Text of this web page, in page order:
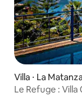
Villa ⋅ La
Le Refuge : Villa